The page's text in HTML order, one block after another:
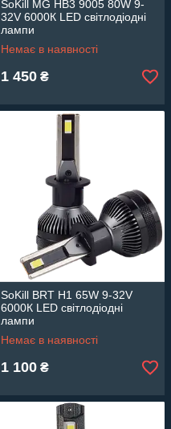
SoKill MG HB3 9005 80W 9-
32V 6000К LED світлодіодні
лампи
Немає в наявності
1 450 ₴
SoKill BRT H1 65W 9-32V
6000К LED світлодіодні
лампи
Немає в наявності
1 100 ₴